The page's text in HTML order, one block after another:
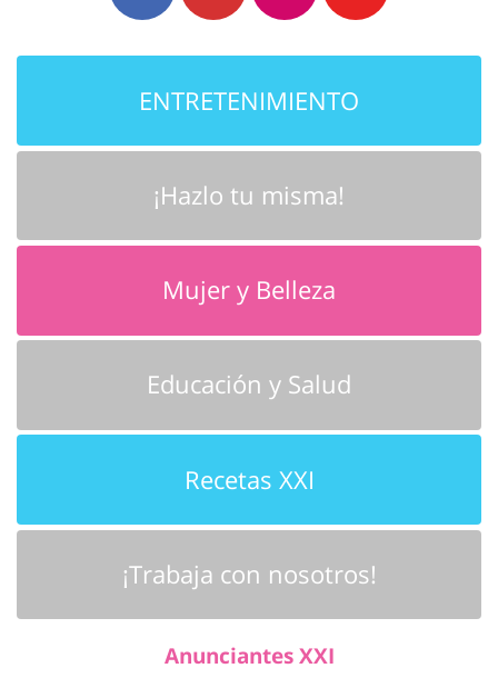
ENTRETENIMIENTO
¡Hazlo tu misma!
Mujer y Belleza
Educación y Salud
Recetas XXI
¡Trabaja con nosotros!
Anunciantes XXI